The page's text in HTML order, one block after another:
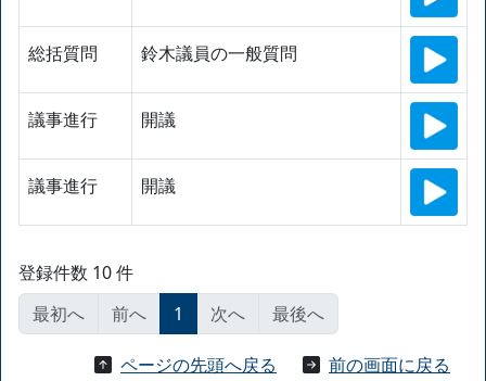
総括質問 鈴木議員の一般質問
議事進行 開議
議事進行 開議
登録件数 10 件
最初へ
前へ 1 次へ 最後へ
ページの先頭へ戻る 前の画面に戻る